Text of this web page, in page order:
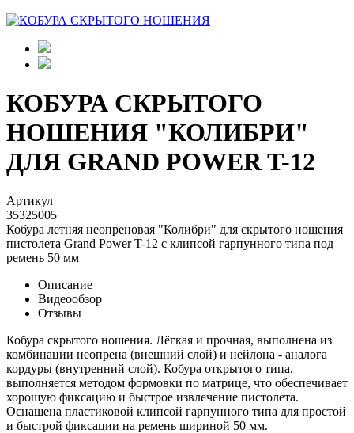
КОБУРА СКРЫТОГО
НОШЕНИЯ "КОЛИБРИ"
ДЛЯ GRAND POWER T-12
Артикул
35325005
Кобура летняя неопреновая "Колибри" для скрытого ношения
пистолета Grand Power T-12 с клипсой гарпунного типа под
ремень 50 мм
Описание
Видеообзор
Отзывы
Кобура скрытого ношения. Лёгкая и прочная, выполнена из
комбинации неопрена (внешний слой) и нейлона - аналога
кордуры (внутренний слой). Кобура открытого типа,
выполняется методом формовки по матрице, что обеспечивает
хорошую фиксацию и быстрое извлечение пистолета.
Оснащена пластиковой клипсой гарпунного типа для простой
и быстрой фиксации на ремень шириной 50 мм.